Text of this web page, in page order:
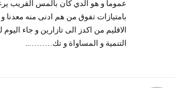
عموما و هو الدي كان بالمس القريب
بامتيازات تفوق من هم ادنى منه معدنا و
الاقليم من اكدز الى تازارين و جاء
التنمية و المساواة و تك………..